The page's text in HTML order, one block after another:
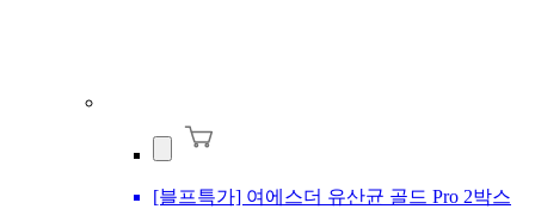
[블프특가] 여에스더 유산균 골드 Pro 2박스